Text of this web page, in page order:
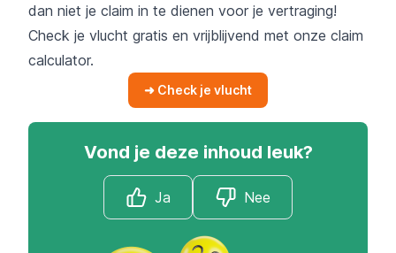
dan niet je claim in te dienen voor je vertraging!
Check je vlucht gratis en vrijblijvend met onze claim
calculator.
➜ Check je vlucht
Vond je deze inhoud leuk?
Ja Nee